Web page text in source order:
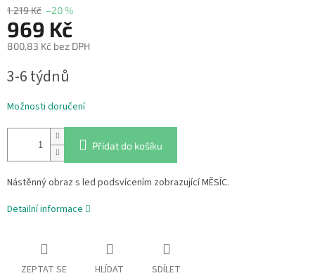
1 219 Kč –20 %
969 Kč
800,83 Kč bez DPH
cena:
3-6 týdnů
Možnosti doručení
Přidat do košíku
Nástěnný obraz s led podsvícením zobrazující MĚSÍC.
Detailní informace
ZEPTAT SE HLÍDAT SDÍLET